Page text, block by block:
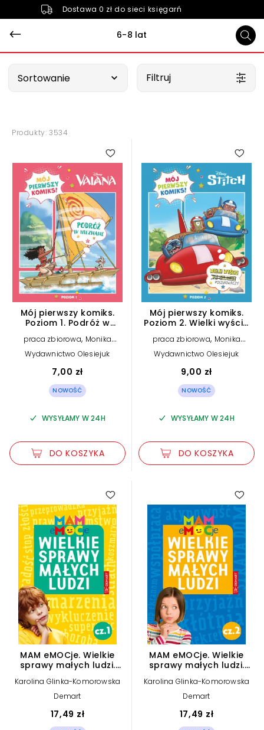
Dostawa 0 zł do sieci księgarń
6-8 lat
Sortowanie Filtruj
Produkty: 3534
Mój pierwszy komiks.
Poziom 1. Podróż w
praca zbiorowa, Monika
Kiersnowska (tłum.)
Wydawnictwo Olesiejuk
7,00 zł
NOWOŚĆ
WYSYŁAMY W 24H
DO KOSZYKA
Mój pierwszy komiks.
Poziom 2. Wielki wyścig
Stitch
praca zbiorowa, Monika
Kiersnowska (tłum.)
Wydawnictwo Olesiejuk
9,00 zł
NOWOŚĆ
WYSYŁAMY W 24H
DO KOSZYKA
MAM eMOCje. Wielkie
sprawy małych ludzi.
terapeutyczne. Część 1
Karolina Glinka-Komorowska
Demart
17,49 zł
MAM eMOCje. Wielkie
sprawy małych ludzi.
terapeutyczne. Część 2
Karolina Glinka-Komorowska
Demart
17,49 zł